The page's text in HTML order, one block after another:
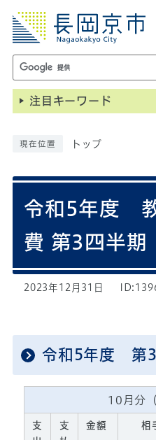
注目キーワード
現在位置 トップ
令和5年度
費 第3四半期
2023年12月31日
令和5年度 第3
10月分
支
支
金額 相